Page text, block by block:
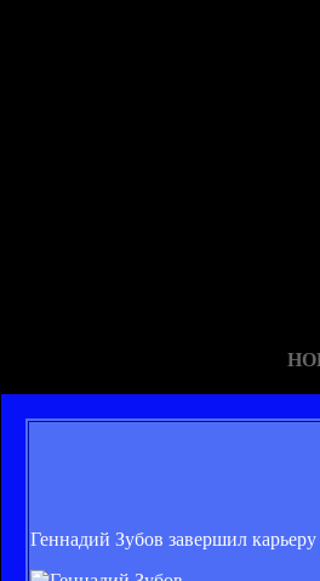
Геннадий Зубов завершил